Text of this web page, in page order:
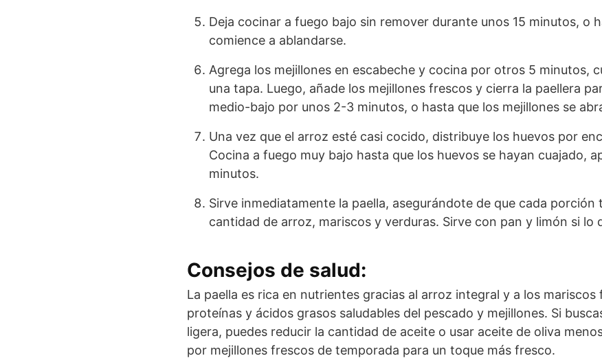
Deja cocinar a fuego bajo sin remover durante unos 15 minutos, o
comience a ablandarse.
Agrega los mejillones en escabeche y cocina por otros 5 minutos,
una tapa. Luego, añade los mejillones frescos y cierra la paellera
medio-bajo por unos 2-3 minutos, o hasta que los mejillones se
Una vez que el arroz esté casi cocido, distribuye los huevos por
Cocina a fuego muy bajo hasta que los huevos se hayan cuajado,
minutos.
Sirve inmediatamente la paella, asegurándote de que cada porción
cantidad de arroz, mariscos y verduras. Sirve con pan y limón si lo
Consejos de salud:
La paella es rica en nutrientes gracias al arroz integral y a los
proteínas y ácidos grasos saludables del pescado y mejillones. Si
ligera, puedes reducir la cantidad de aceite o usar aceite de oliva
por mejillones frescos de temporada para un toque más fresco.